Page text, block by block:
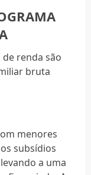
de renda são
bruta
menores
subsídios
a uma